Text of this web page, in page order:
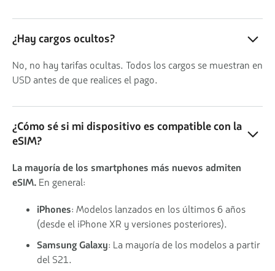
¿Hay cargos ocultos?
No, no hay tarifas ocultas. Todos los cargos se muestran en
USD antes de que realices el pago.
¿Cómo sé si mi dispositivo es compatible con la
eSIM?
La mayoría de los smartphones más nuevos admiten
eSIM. En general:
iPhones: Modelos lanzados en los últimos 6 años
(desde el iPhone XR y versiones posteriores).
Samsung Galaxy: La mayoría de los modelos a partir
del S21.